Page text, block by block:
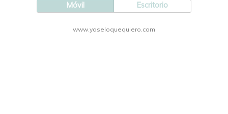
Móvil Escritorio
www.yaseloquequiero.com